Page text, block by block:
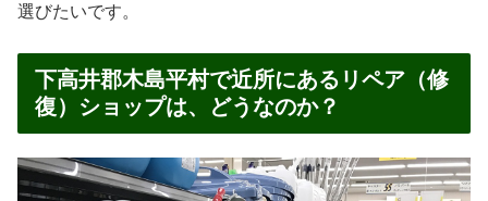
選びたいです。
下高井郡木島平村で近所にあるリペア（修
復）ショップは、どうなのか？